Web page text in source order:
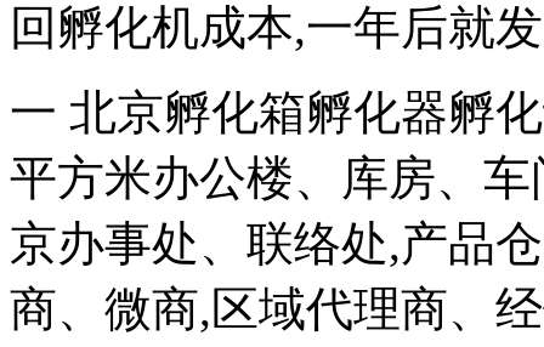
回孵化机成本,一年后就
一 北京孵化箱孵化器孵
平方米办公楼、库房、
京办事处、联络处,产品
商、微商,区域代理商、